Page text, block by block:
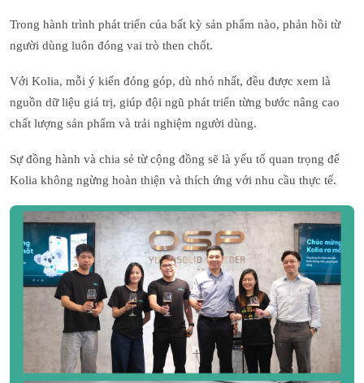
Trong hành trình phát triển của bất kỳ sản phẩm nào, phản hồi từ
người dùng luôn đóng vai trò then chốt.
Với Kolia, mỗi ý kiến đóng góp, dù nhỏ nhất, đều được xem là
nguồn dữ liệu giá trị, giúp đội ngũ phát triển từng bước nâng cao
chất lượng sản phẩm và trải nghiệm người dùng.
Sự đồng hành và chia sẻ từ cộng đồng sẽ là yếu tố quan trọng để
Kolia không ngừng hoàn thiện và thích ứng với nhu cầu thực tế.